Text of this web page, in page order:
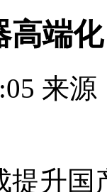
高端化
来
升国